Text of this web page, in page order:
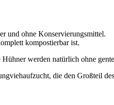
und ohne Konservierungsmittel.
kompostierbar ist.
werden natürlich ohne
die den Großteil